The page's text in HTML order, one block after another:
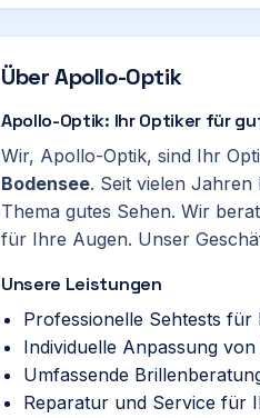
ÜberApollo-Optik
Apollo-Optik: Ihr Optiker für
Wir, Apollo-Optik, sind Ihr
Bodensee. Seit vielen
Thema gutes Sehen. Wir
für Ihre Augen. Unser
Unsere Leistungen
Professionelle Sehtests
Individuelle Anpassung
Umfassende
Reparatur und Service für